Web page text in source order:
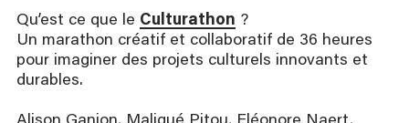
Qu’est ce que le Culturathon ?
Un marathon créatif et collaboratif de 36 heures
pour imaginer des projets culturels innovants et
durables.